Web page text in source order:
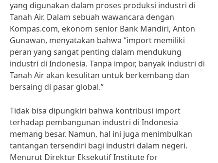
yang digunakan dalam proses produksi industri di
Tanah Air. Dalam sebuah wawancara dengan
Kompas.com, ekonom senior Bank Mandiri, Anton
Gunawan, menyatakan bahwa “import memiliki
peran yang sangat penting dalam mendukung
industri di Indonesia. Tanpa impor, banyak industri di
Tanah Air akan kesulitan untuk berkembang dan
bersaing di pasar global.”
Tidak bisa dipungkiri bahwa kontribusi import
terhadap pembangunan industri di Indonesia
memang besar. Namun, hal ini juga menimbulkan
tantangan tersendiri bagi industri dalam negeri.
Menurut Direktur Eksekutif Institute for